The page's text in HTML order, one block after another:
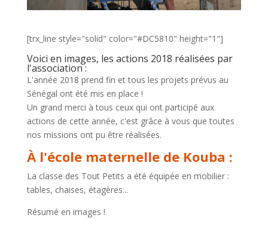
[trx_line style="solid" color="#DC5810" height="1"]
Voici en images, les actions 2018 réalisées par
l'association :
L'année 2018 prend fin et tous les projets prévus au
Sénégal ont été mis en place !
Un grand merci à tous ceux qui ont participé aux
actions de cette année, c'est grâce à vous que toutes
nos missions ont pu être réalisées.
À l'école maternelle de Kouba :
La classe des Tout Petits a été équipée en mobilier :
tables, chaises, étagères...
Résumé en images !